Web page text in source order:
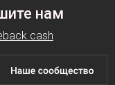
разных
оптовой
нам